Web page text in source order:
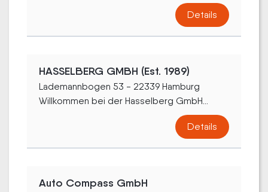
Details
HASSELBERG GMBH (Est. 1989)
Lademannbogen 53 - 22339 Hamburg
Willkommen bei der Hasselberg GmbH...
Details
Auto Compass GmbH